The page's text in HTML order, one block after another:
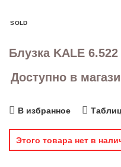
SOLD
Блузка KALE 6.522
Доступно в
В избранное
Этого товара нет в